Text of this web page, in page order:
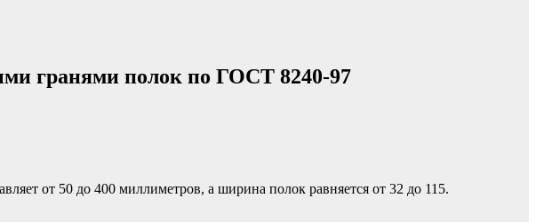
гранями полок по ГОСТ 8240-97
от 50 до 400 миллиметров, а ширина полок равняется от 32 до 115.